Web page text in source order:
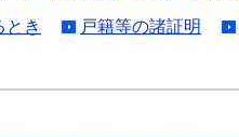
とき 戸籍等の諸証明